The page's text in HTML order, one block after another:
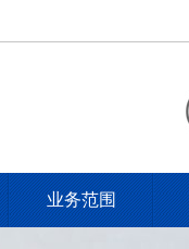
业务范围